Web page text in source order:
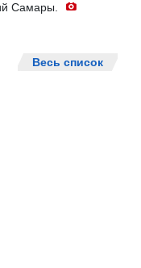
Самары.
Весь список